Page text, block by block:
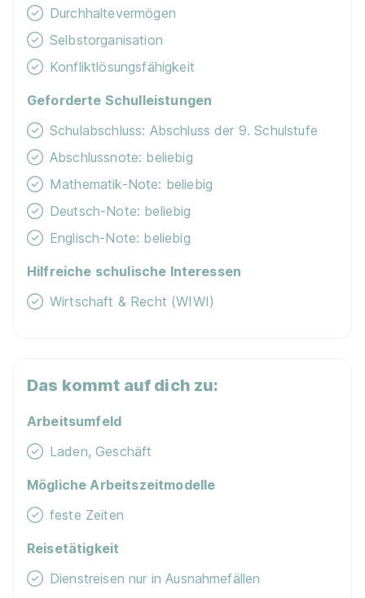
Durchhaltevermögen
Selbstorganisation
Konfliktlösungsfähigkeit
Geforderte Schulleistungen
Schulabschluss: Abschluss der 9. Schulstufe
Abschlussnote: beliebig
Mathematik-Note: beliebig
Deutsch-Note: beliebig
Englisch-Note: beliebig
Hilfreiche schulische Interessen
Wirtschaft & Recht (WIWI)
Das kommt auf dich zu:
Arbeitsumfeld
Laden, Geschäft
Mögliche Arbeitszeitmodelle
feste Zeiten
Reisetätigkeit
Dienstreisen nur in Ausnahmefällen